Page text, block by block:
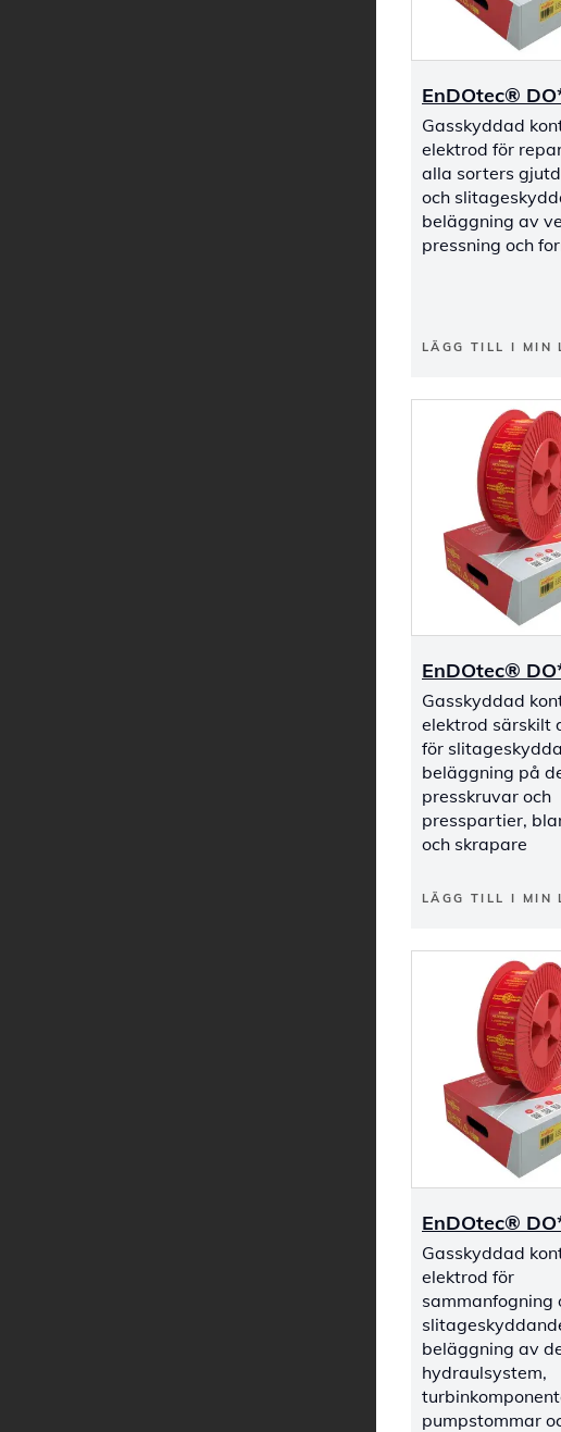
EnDOtec®
Gasskyddad
elektrod för
alla sorters
och
beläggning av
pressning och
LÄGG TILL I MIN
EnDOtec®
Gasskyddad
elektrod särskilt
för
beläggning på
presskruvar och
presspartier,
och skrapare
LÄGG TILL I MIN
EnDOtec®
Gasskyddad
elektrod för
sammanfogning
beläggning av
hydraulsystem,
pumpstommar